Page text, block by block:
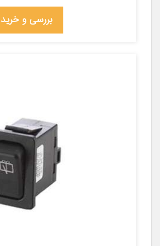
بررسی و خرید